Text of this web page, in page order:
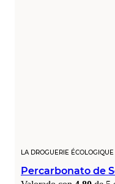
LA DROGUERIE ÉCOLOGIQUE
Percarbonato de